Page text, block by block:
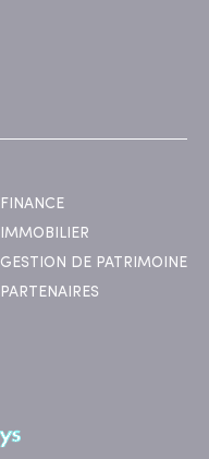
FINANCE
IMMOBILIER
GESTION DE PATRIMOINE
PARTENAIRES